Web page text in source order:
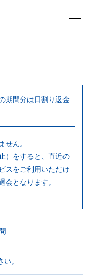
期間分は日割り返金
せん。
）をすると、直近の
スをご利用いただけ
会となります。
。